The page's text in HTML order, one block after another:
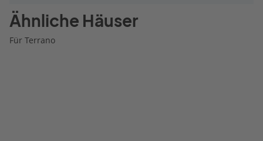
Ähnliche Häuser
Für Terrano